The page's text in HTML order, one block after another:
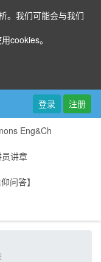
。我们可能会与我们
cookies。
登录 注册
Eng&Ch
讲章
仰问答】